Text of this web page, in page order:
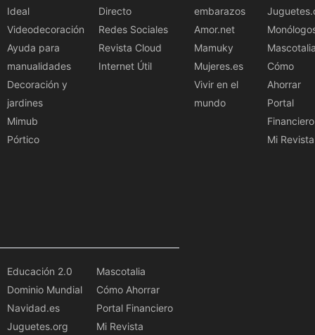
Ideal
Videodecoración
Ayuda para
manualidades
Decoración y
jardines
Mimub
Pórtico
Directo
Redes Sociales
Revista Cloud
Internet Útil
embarazos
Amor.net
Mamuky
Mujeres.es
Vivir en el
mundo
Cómo
Ahorrar
Portal
Financiero
Mi Revista
Educación 2.0
Dominio Mundial
Navidad.es
Juguetes.org
Mascotalia
Cómo Ahorrar
Portal Financiero
Mi Revista